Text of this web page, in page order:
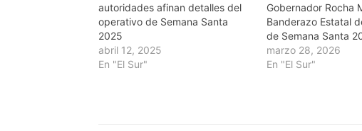
autoridades afinan detalles del
operativo de Semana Santa
2025
abril 12, 2025
En "El Sur"
Gobernador Rocha
Banderazo Estatal
de Semana Santa
marzo 28, 2026
En "El Sur"